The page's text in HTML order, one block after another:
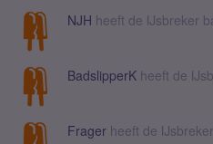
NJH heeft de IJsbreker
BadslipperK heeft de
Frager heeft de